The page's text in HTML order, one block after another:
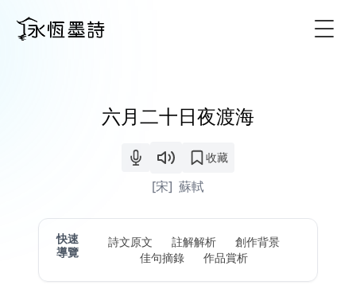
六月二十日夜渡海
收藏
[宋] 蘇軾
快速
導覽
詩文原文 註解解析
創作背景
佳句摘錄
作品賞析